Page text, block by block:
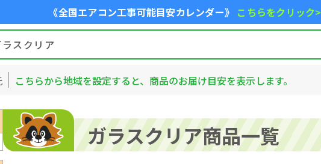
《全国エアコン工事可能目安カレンダー》 こちらをクリック>
こちらから地域を設定すると、商品のお届け目安を表示します。
ガラスクリア商品一覧